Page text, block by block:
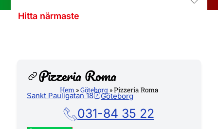
Hitta närmaste
Pizzeria Roma
Hem»Göteborg»Pizzeria Roma
Sankt Pauligatan 18 Göteborg
031-84 35 22